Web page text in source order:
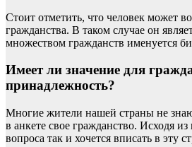
Стоит отметить, что человек может
гражданства. В таком случае он
множеством гражданств именуется
Имеет ли значение для
принадлежность?
Многие жители нашей страны не
в анкете свое гражданство. Исходя из
вопроса так и хочется вписать в эту